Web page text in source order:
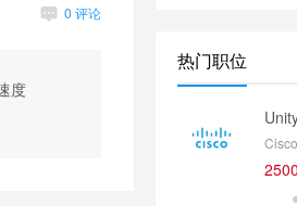
0 评论
度
热门职位
件工程师
Cisco